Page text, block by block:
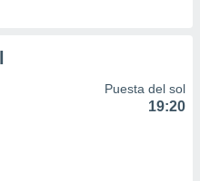
Puesta del sol
19:20